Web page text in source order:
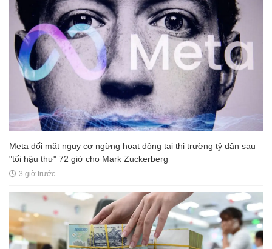
Meta đối mặt nguy cơ ngừng hoạt động tại thị trường tỷ dân sau
"tối hậu thư" 72 giờ cho Mark Zuckerberg
3 giờ trước